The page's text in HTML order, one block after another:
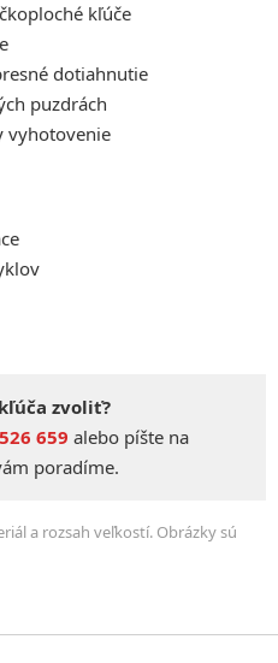
i
s
u
kľúče
dotiahnutie
puzdrách
vyhotovenie
zvoliť?
659 alebo píšte na
poradíme.
a rozsah veľkostí. Obrázky sú